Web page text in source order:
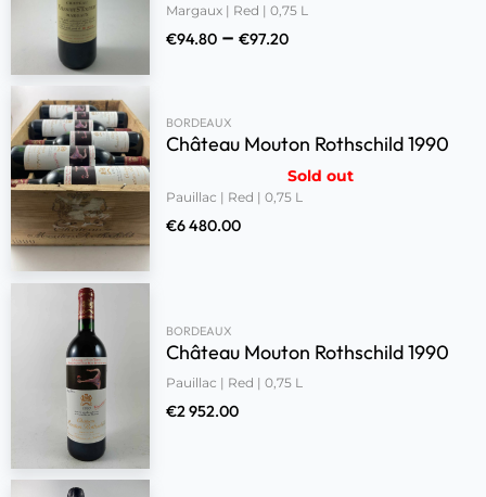
Margaux | Red | 0,75 L
€94.80 – €97.20
BORDEAUX
Château Mouton Rothschild 1990
Sold out
Pauillac | Red | 0,75 L
€6 480.00
BORDEAUX
Château Mouton Rothschild 1990
Pauillac | Red | 0,75 L
€2 952.00